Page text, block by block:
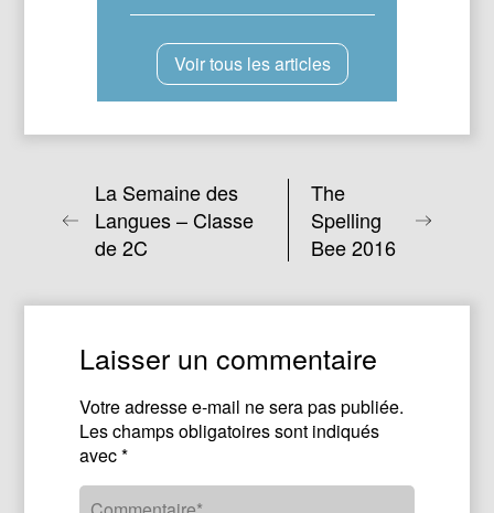
Voir tous les articles
La Semaine des
Langues – Classe
de 2C
The
Spelling
Bee 2016
Laisser un commentaire
Votre adresse e-mail ne sera pas publiée.
Les champs obligatoires sont indiqués
avec*